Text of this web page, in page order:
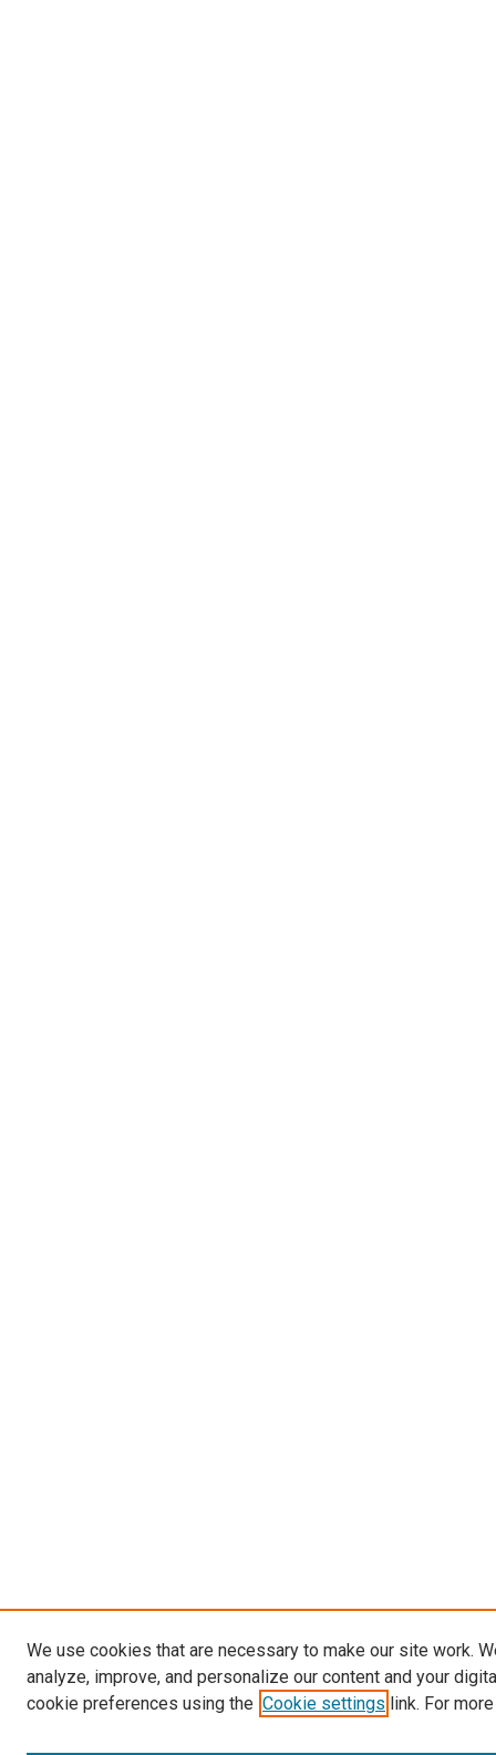
We use cookies that are necessary to make our site work.
analyze, improve, and personalize our content and your
cookie preferences using the Cookie settings link. For